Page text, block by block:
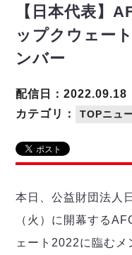
メディア情報
フットサル日本代表
その他
戦績表
警告・退場・出場停
個人ランキング｜ゴール
個人ランキング｜シュ
個人ランキング｜シュ
個人ランキング｜第2PK
メットライフ生命
順位表
戦績表
警告・退場・出場停
エスポラーダ北海
バルドラール浦安
フウガドールすみだ
立川アスレティッ
ペスカドーラ町田
ボアルース長野
シュライカー大阪
ボルクバレット北
バサジィ大分
アリーナ情報
リーグ概要 ABOUT
リーグ概要
大会概要
リーグ要項
クラブライセンス関連
過去の記録
過去の試合記録
ディビジョン1 試合記
ディビジョン2 試合記
プロジェクト
ABeam AWARD
DIVISION01
【日本代表】
ップクウェー
ンバー
カテゴリ： TOPニュ
配信日：2022.09.18
本日、公益財団法人
（火）に開幕する
ェート2022に臨むメ